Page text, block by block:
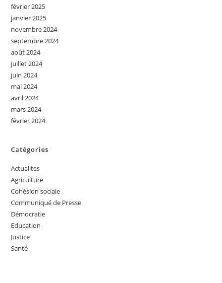
février 2025
janvier 2025
novembre 2024
septembre 2024
août 2024
juillet 2024
juin 2024
mai 2024
avril 2024
mars 2024
février 2024
Catégories
Actualites
Agriculture
Cohésion sociale
Communiqué de Presse
Démocratie
Education
Justice
Santé